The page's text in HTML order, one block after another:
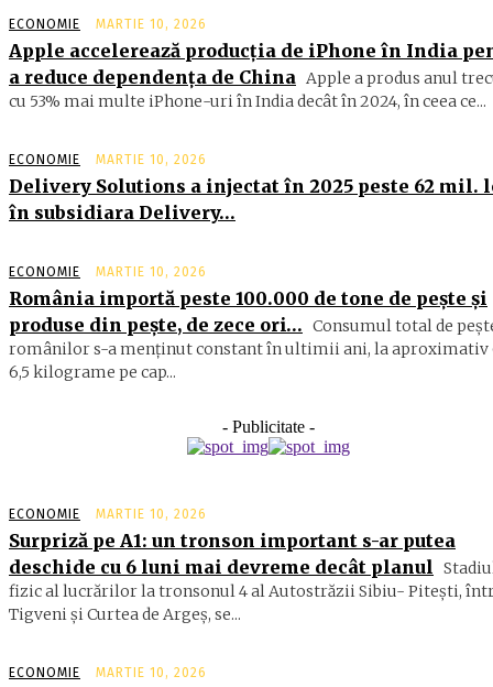
ECONOMIE MARTIE 10, 2026
Apple accelerează producția de iPhone în India
a reduce dependența de China Apple a produs anul
cu 53% mai multe iPhone-uri în India decât în 2024, în ceea ce...
ECONOMIE MARTIE 10, 2026
Delivery Solutions a injectat în 2025 peste 62 mil.
în subsidiara Delivery…
ECONOMIE MARTIE 10, 2026
România importă peste 100.000 de tone de peşte şi
produse din peşte, de zece ori… Consumul total de
ro­mâ­nilor s-a menţinut constant în ul­timii ani, la aproximativ
6,5 ki­lograme pe cap...
- Publicitate -
ECONOMIE MARTIE 10, 2026
Surpriză pe A1: un tronson important s-ar putea
deschide cu 6 luni mai devreme decât planul
fizic al lucrărilor la tronsonul 4 al Autostrăzii Sibiu- Piteşti,
Tigveni şi Curtea de Argeş, se...
ECONOMIE MARTIE 10, 2026